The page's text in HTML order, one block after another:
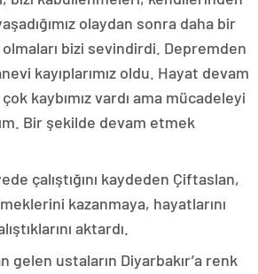
olaydan sonra daha bir
olmaları bizi sevindirdi. Depremden
kayıplarımız oldu. Hayat devam
kaybımız vardı ama mücadeleyi
Bir şekilde devam etmek
çalıştığını kaydeden Çiftaslan,
kazanmaya, hayatlarını
aktardı.
gelen ustaların Diyarbakır’a renk